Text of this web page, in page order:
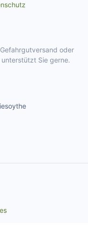
oder
Sie gerne.